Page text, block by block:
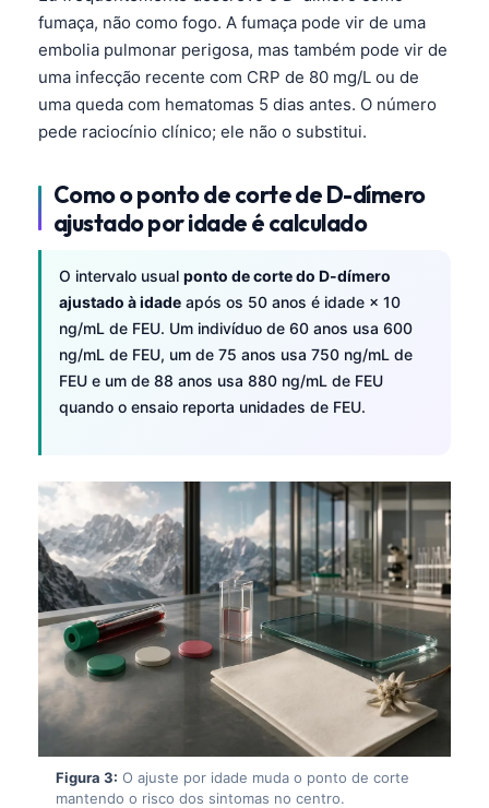
fumaça, não como fogo. A fumaça pode vir de uma
embolia pulmonar perigosa, mas também pode vir de
uma infecção recente com CRP de 80 mg/L ou de
uma queda com hematomas 5 dias antes. O número
pede raciocínio clínico; ele não o substitui.
Como o ponto de corte de D-dímero
ajustado por idade é calculado
O intervalo usual ponto de corte do D-dímero
ajustado à idade após os 50 anos é idade × 10
ng/mL de FEU. Um indivíduo de 60 anos usa 600
ng/mL de FEU, um de 75 anos usa 750 ng/mL de
FEU e um de 88 anos usa 880 ng/mL de FEU
quando o ensaio reporta unidades de FEU.
Figura 3: O ajuste por idade muda o ponto de corte
mantendo o risco dos sintomas no centro.